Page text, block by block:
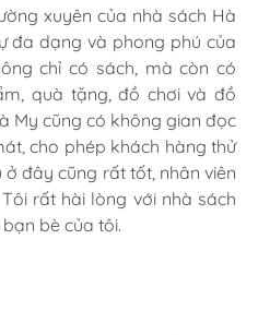
xuyên của nhà sách Hà
đa dạng và phong phú của
chỉ có sách, mà còn có
quà tặng, đồ chơi và đồ
My cũng có không gian đọc
cho phép khách hàng thử
đây cũng rất tốt, nhân viên
rất hài lòng với nhà sách
bè của tôi.
nhà sách Hà My. Họ có
phú, từ văn học, khoa
nhi, sách ngoại ngữ và sách
ở đây rất thân thiện và cực
đỡ khách hàng. Dịch vụ
và tiện lợi. Tôi sẽ tiếp
trong tương lai.
ty nhiều lần rồi. sản phẩm
bán sỉ nên giá cực kỳ ổn.
đây tô tượng... cũng vui.